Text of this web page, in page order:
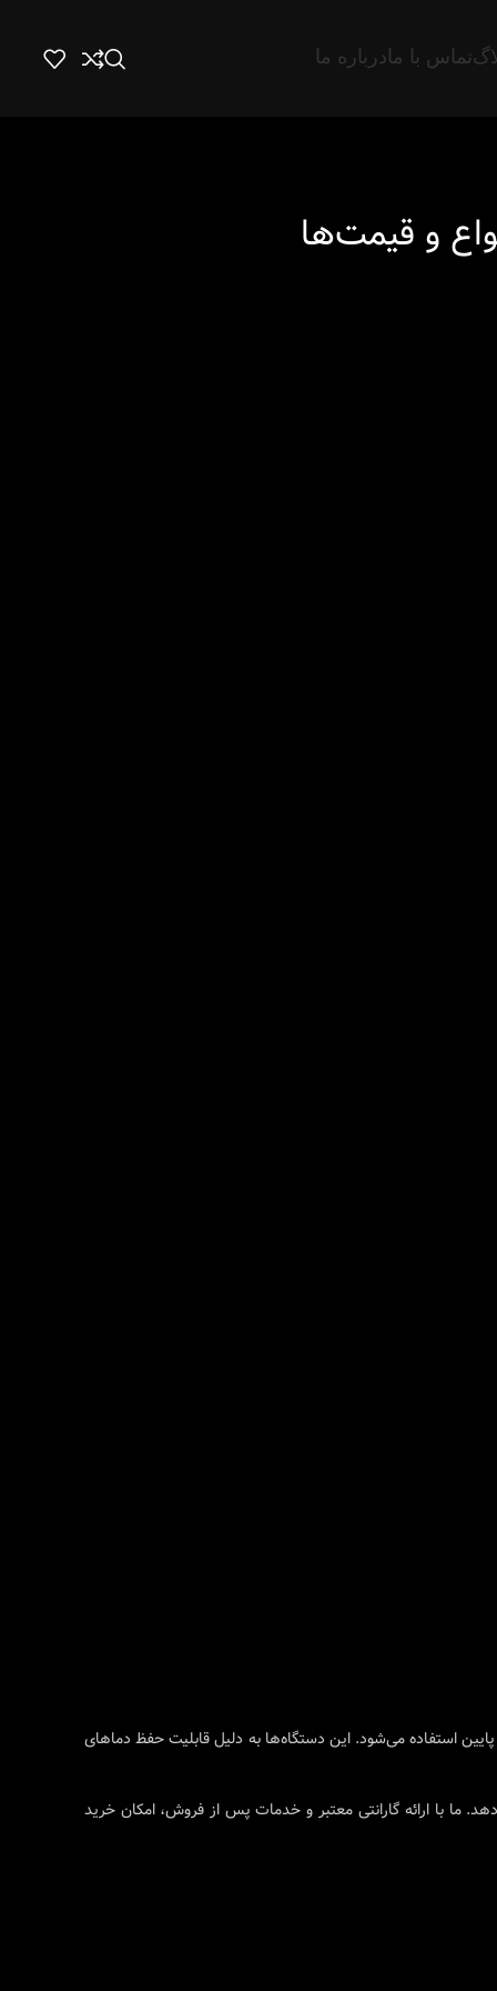
تماس با مادرباره ما
و قیمت‌ها
استفاده می‌شود. این دستگاه‌ها به دلیل قابلیت حفظ دماهای
ما با ارائه گارانتی معتبر و خدمات پس از فروش، امکان خرید